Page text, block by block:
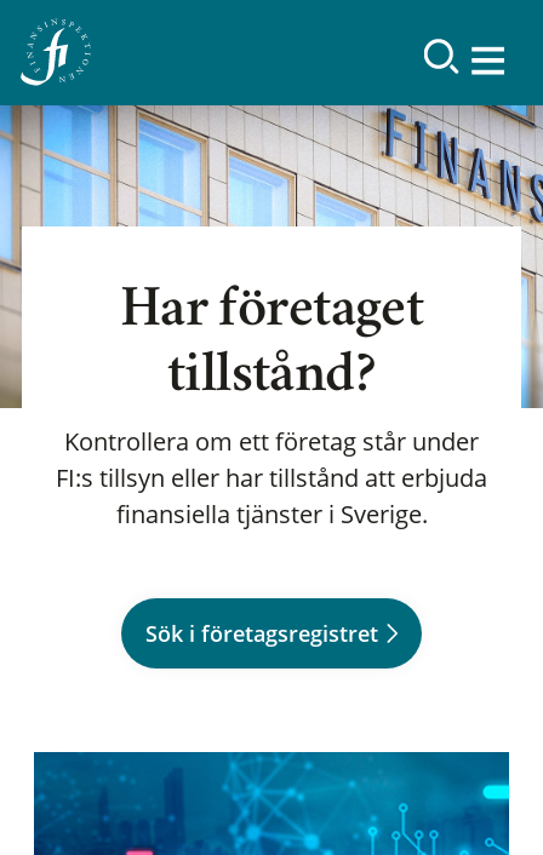
Har företaget
tillstånd?
Kontrollera om ett företag står under
FI:s tillsyn eller har tillstånd att erbjuda
finansiella tjänster i Sverige.
Sök i företagsregistret